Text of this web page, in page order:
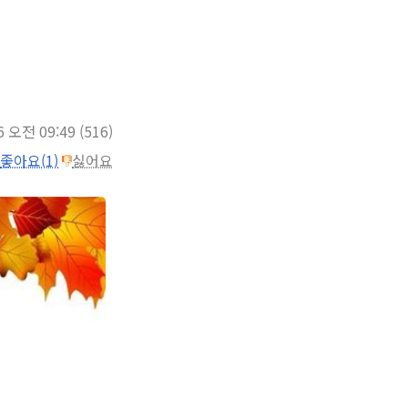
전 09:49 (516)
좋아요(1)
싫어요